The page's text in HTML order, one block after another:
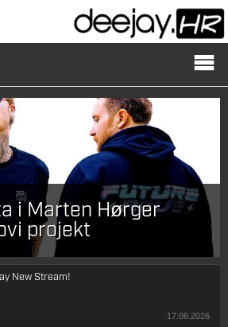
i Marten Hørger
projekt
New Stream!
17.06.2026.